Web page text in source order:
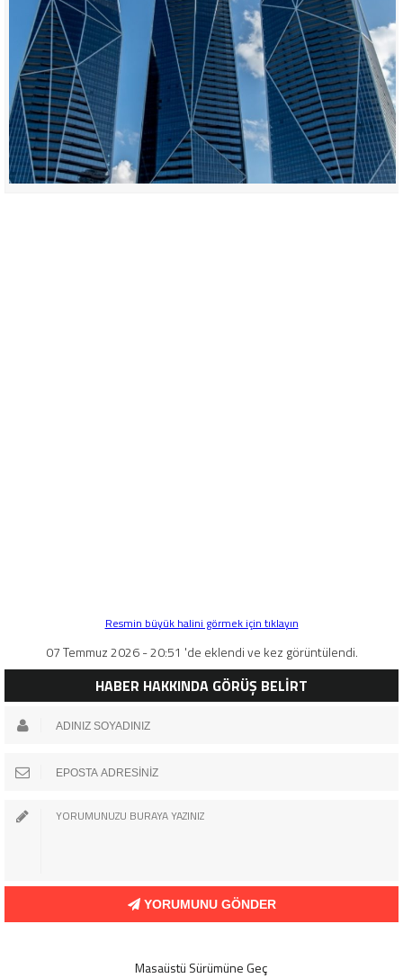
Resmin büyük halini görmek için tıklayın
07 Temmuz 2026 - 20:51 'de eklendi ve kez görüntülendi.
HABER HAKKINDA GÖRÜŞ BELİRT
YORUMUNU GÖNDER
Masaüstü Sürümüne Geç